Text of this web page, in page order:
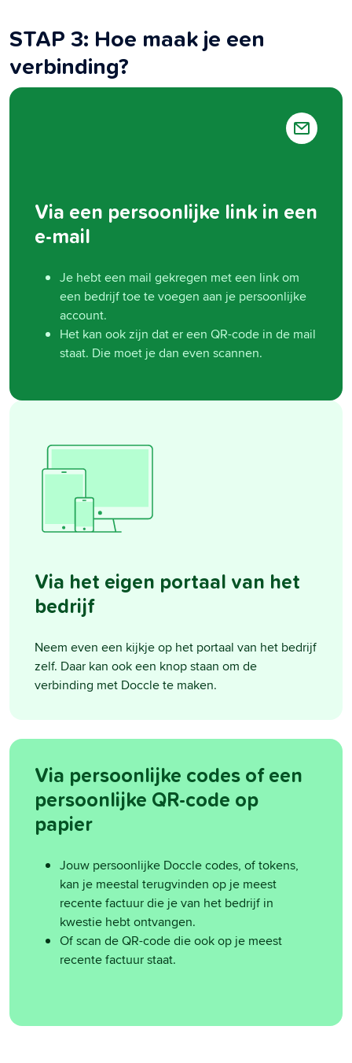
STAP 3: Hoe maak je een
verbinding?
Via een persoonlijke link in een
e-mail
Je hebt een mail gekregen met een link om
een bedrijf toe te voegen aan je persoonlijke
account.
Het kan ook zijn dat er een QR-code in de mail
staat. Die moet je dan even scannen.
Via het eigen portaal van het
bedrijf
Neem even een kijkje op het portaal van het bedrijf
zelf. Daar kan ook een knop staan om de
verbinding met Doccle te maken.
Via persoonlijke codes of een
persoonlijke QR-code op
papier
Jouw persoonlijke Doccle codes, of tokens,
kan je meestal terugvinden op je meest
recente factuur die je van het bedrijf in
kwestie hebt ontvangen.
Of scan de QR-code die ook op je meest
recente factuur staat.